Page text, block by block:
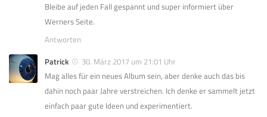
Bleibe auf jeden Fall gespannt und super informiert über
Werners Seite.
Antworten
Patrick
30. März 2017 um 21:01 Uhr
Mag alles für ein neues Album sein, aber denke auch das bis
dahin noch paar Jahre verstreichen. Ich denke er sammelt jetzt
einfach paar gute Ideen und experimentiert.